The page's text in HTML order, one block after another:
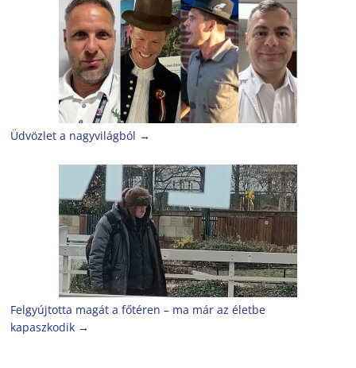
Üdvözlet a nagyvilágból →
Felgyújtotta magát a főtéren – ma már az életbe
kapaszkodik →